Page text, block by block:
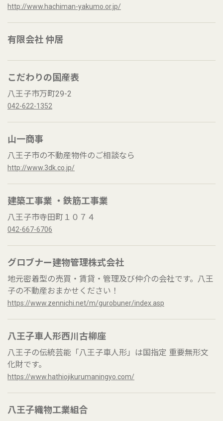
http://www.hachiman-yakumo.or.jp/
有限会社 仲居
こだわりの国産表
八王子市万町29-2
042-622-1352
山一商事
八王子市の不動産物件のご相談なら
http://www.3dk.co.jp/
建築工事業 ・鉄筋工事業
八王子市寺田町１０７４
042-667-6706
グロブナー建物管理株式会社
地元密着型の売買・賃貸・管理及び仲介の会社です。八王
子の不動産おまかせください！
https://www.zennichi.net/m/gurobuner/index.asp
八王子車人形西川古柳座
八王子の伝統芸能「八王子車人形」は国指定 重要無形文
化財です。
https://www.hathiojikurumaningyo.com/
八王子織物工業組合